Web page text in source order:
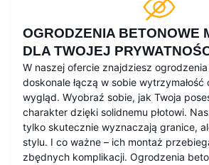
OGRODZENIA BETONOWE
DLA TWOJEJ
W naszej ofercie znajdziesz
doskonale łączą w sobie
wygląd. Wyobraź sobie, jak Twoja
charakter dzięki solidnemu płotowi.
tylko skutecznie wyznaczają granice,
stylu. I co ważne – ich montaż
zbędnych komplikacji. Ogrodzenia